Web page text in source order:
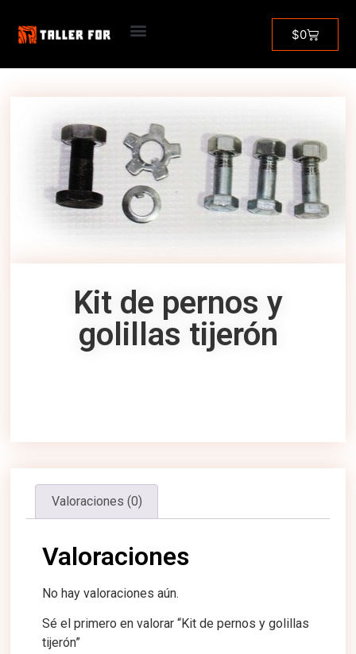
$0
Inicio/Herramientas de poda
/ Kit de pernos y
golillas tijerón
Kit de pernos y
golillas tijerón
Valoraciones (0)
Valoraciones
No hay valoraciones aún.
Sé el primero en valorar “Kit de pernos y golillas
tijerón”